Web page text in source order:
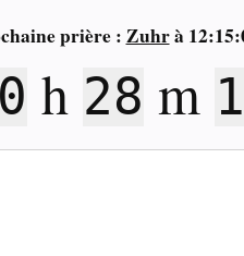
prière : Zuhrà
0 h 28 m